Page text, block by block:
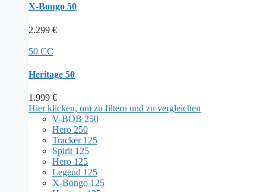
X-Bongo 50
2.299 €
50 CC
Heritage 50
1.999 €
Hier klicken, um zu filtern und zu vergleichen
V-BOB 250
Hero 250
Tracker 125
Spirit 125
Hero 125
Legend 125
X-Bongo 125